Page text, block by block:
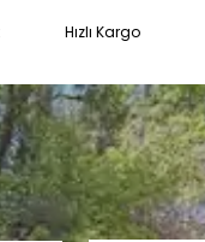
Hızlı Kargo